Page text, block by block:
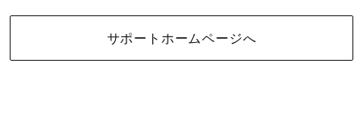
サポートホームページへ